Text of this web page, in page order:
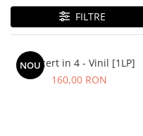
FILTRE
NOU
Concert in 4 - Vinil [1LP]
160,00 RON